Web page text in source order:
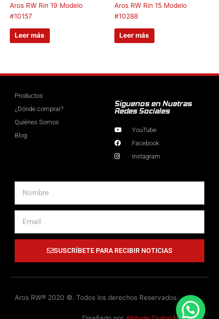
Aros RW Rin 19 Modelo
#10157
Leer más
Aros RW Rin 15 Modelo
#10288
Leer más
Productos
¿Dónde comprar?
Quiénes Somos
Blog
Síguenos en Nuetras
Redes Sociales
YouTube
Facebook
Instagram
SUSCRÍBETE PARA RECIBIR NOTICIAS
Aros RW® 2020 ©. Todos los derechos Reservados.